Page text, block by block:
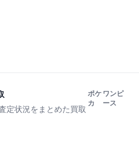
定状況をまとめた買取
ポケ
カ
ワンピ
ース